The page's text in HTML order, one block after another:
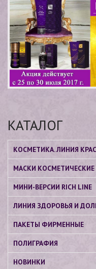
КАТАЛОГ
КОСМЕТИКА. ЛИНИЯ
МАСКИ
МИНИ-ВЕРСИИ RICH LINE
ЛИНИЯ ЗДОРОВЬЯ И
ПАКЕТЫ ФИРМЕННЫЕ
ПОЛИГРАФИЯ
НОВИНКИ